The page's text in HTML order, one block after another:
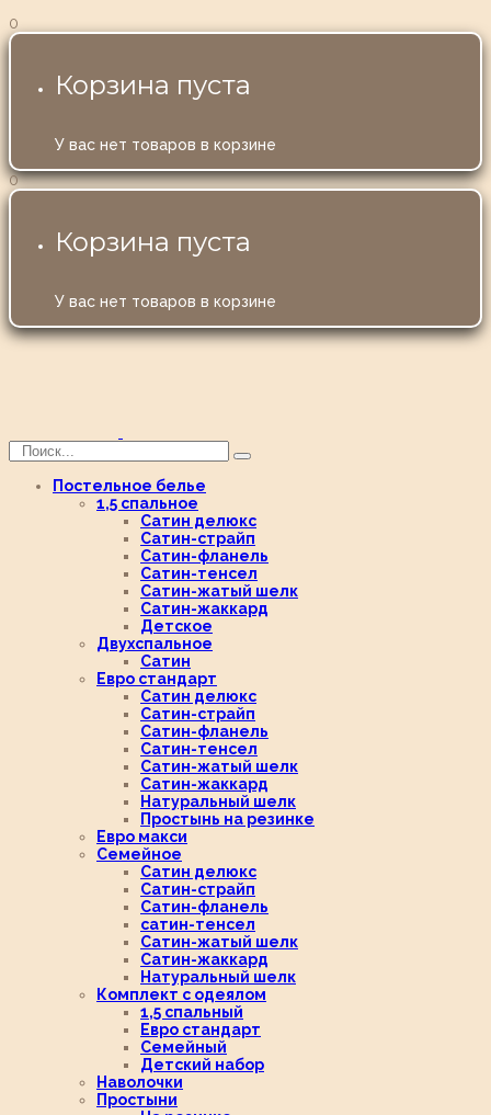
0
Корзина пуста
У вас нет товаров в корзине
0
Корзина пуста
У вас нет товаров в корзине
Постельное белье
1,5 спальное
Сатин делюкс
Сатин-страйп
Сатин-фланель
Сатин-тенсел
Сатин-жатый шелк
Сатин-жаккард
Детское
Двухспальное
Сатин
Евро стандарт
Сатин делюкс
Сатин-страйп
Сатин-фланель
Сатин-тенсел
Сатин-жатый шелк
Сатин-жаккард
Натуральный шелк
Простынь на резинке
Евро макси
Семейное
Сатин делюкс
Сатин-страйп
Сатин-фланель
сатин-тенсел
Сатин-жатый шелк
Сатин-жаккард
Натуральный шелк
Комплект с одеялом
1,5 спальный
Евро стандарт
Семейный
Детский набор
Наволочки
Простыни